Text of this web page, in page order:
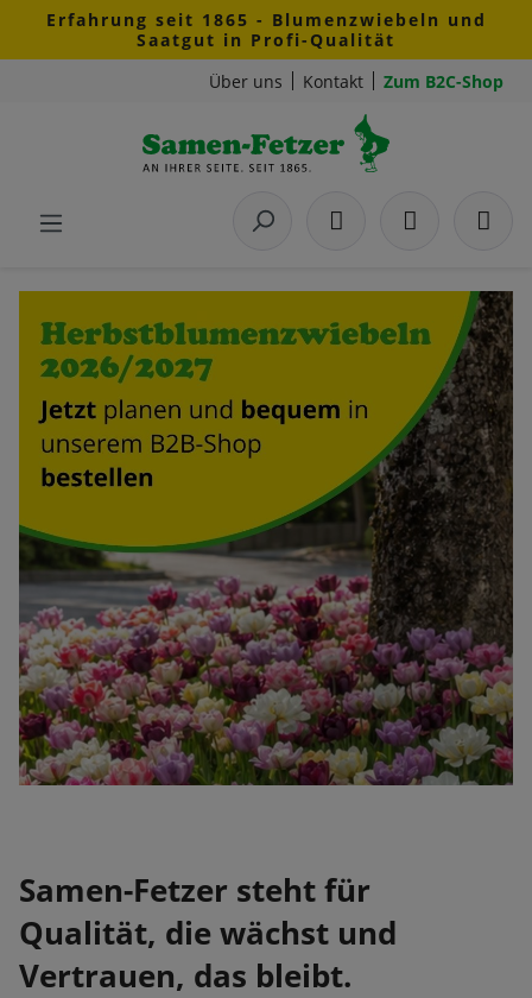
Zum Hauptinhalt springen
Erfahrung seit 1865 - Blumenzwiebeln und
Saatgut in Profi-Qualität
Über uns
Kontakt Zum B2C-Shop
Samen-Fetzer steht für
Qualität, die wächst und
Vertrauen, das bleibt.